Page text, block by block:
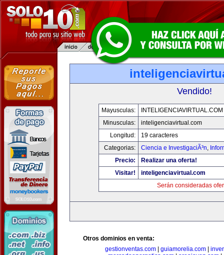
Vendido!
Mayusculas:
INTELIGENCIAVIRTUAL.COM
Minusculas:
inteligenciavirtual.com
Longitud:
19 caracteres
Categorias:
Ciencia e InvestigaciÃ³n,
Precio:
Realizar una oferta!
Visitar!
inteligenciavirtual.com
Serán consideradas
Otros dominios en venta:
gestionventas.com| guiamorelia.com|